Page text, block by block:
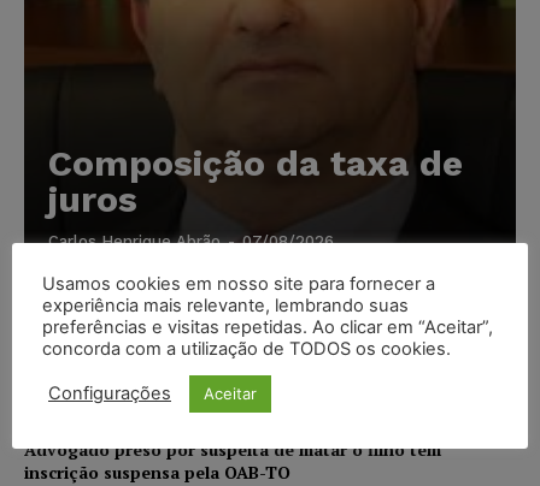
Composição da taxa de
juros
Carlos Henrique Abrão - 07/08/2026
Meta é alvo de denúncia após anúncios com conteúdo
sexual infantil gerado por IA circularem em suas
plataformas
NOTÍCIAS 07/08/2026
Advogado preso por suspeita de matar o filho tem
inscrição suspensa pela OAB-TO
Usamos cookies em nosso site para fornecer a
experiência mais relevante, lembrando suas
preferências e visitas repetidas. Ao clicar em “Aceitar”,
concorda com a utilização de TODOS os cookies.
Configurações Aceitar